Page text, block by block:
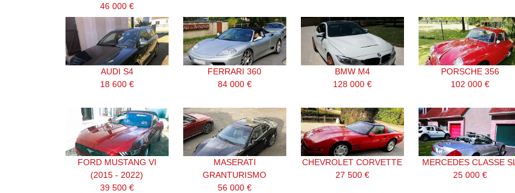
46 000 €
AUDI S4
18 600 €
FERRARI 360
84 000 €
BMW M4
128 000 €
PORSCHE 356
102 000 €
FORD MUSTANG VI
(2015 - 2022)
39 500 €
MASERATI
GRANTURISMO
56 000 €
CHEVROLET CORVETTE
27 500 €
MERCEDES CLASSE SL
25 000 €